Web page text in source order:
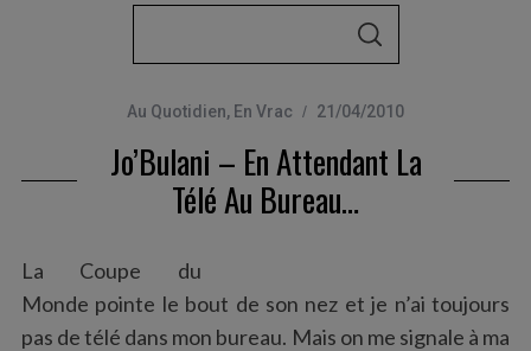
r
c
r
:
S
C
H
Au Quotidien, En Vrac 21/04/2010
Jo’Bulani – En Attendant La
Télé Au Bureau…
La Coupe du
Monde pointe le bout de son nez et je n’ai toujours
pas de télé dans mon bureau. Mais on me signale à ma